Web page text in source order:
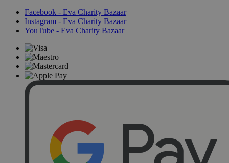
Facebook - Eva Charity Bazaar
Instagram - Eva Charity Bazaar
YouTube - Eva Charity Bazaar